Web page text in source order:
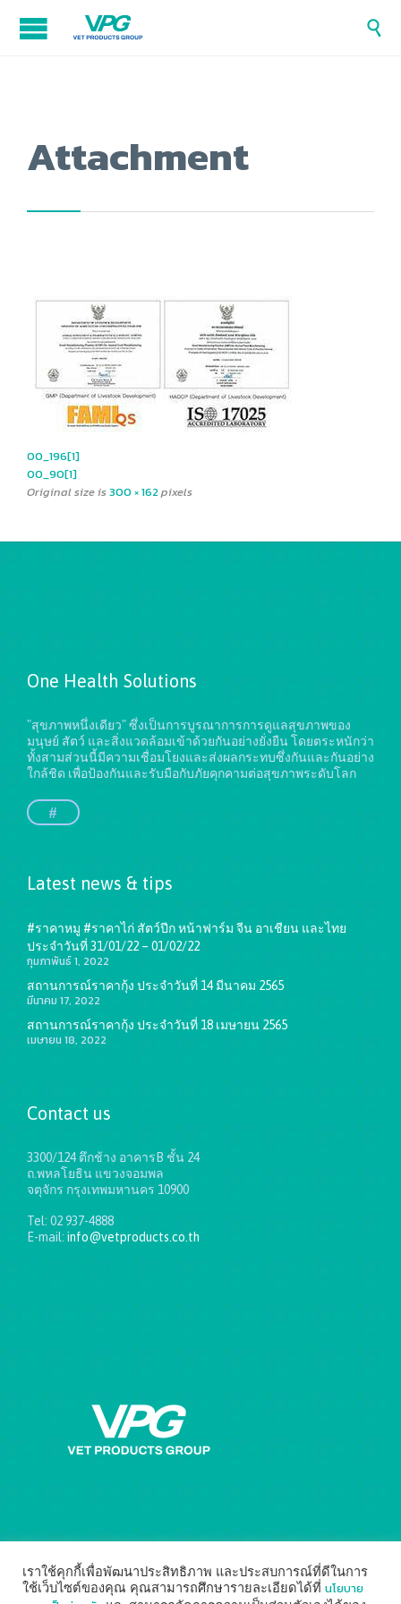

Attachment
00_196[1]
00_90[1]
Original size is300 × 162pixels
One Health Solutions
"สุขภาพหนึ่งเดียว" ซึ่งเป็นการบูรณาการการดูแลสุขภาพของ
มนุษย์ สัตว์ และสิ่งแวดล้อมเข้าด้วยกันอย่างยั่งยืนโดยตระหนักว่า
ทั้งสามส่วนนี้มีความเชื่อมโยงและส่งผลกระทบซึ่งกันและกันอย่าง
ใกล้ชิด เพื่อป้องกันและรับมือกับภัยคุกคามต่อสุขภาพระดับโลก
#
Latest news & tips
#ราคาหมู #ราคาไก่ สัตว์ปีก หน้าฟาร์ม จีน อาเชียน และไทย
ประจำวันที่ 31/01/22 – 01/02/22
กุมภาพันธ์ 1, 2022
สถานการณ์ราคากุ้ง ประจำวันที่ 14 มีนาคม 2565
มีนาคม 17, 2022
สถานการณ์ราคากุ้ง ประจำวันที่ 18 เมษายน 2565
เมษายน 18, 2022
Contact us
3300/124 ตึกช้าง อาคารB ชั้น 24
ถ.พหลโยธิน แขวงจอมพล
จตุจักร กรุงเทพมหานคร 10900
Tel: 02 937-4888
E-mail: info@vetproducts.co.th
เราใช้คุกกี้เพื่อพัฒนาประสิทธิภาพ และประสบการณ์ที่ดีในการ
ใช้เว็บไซต์ของคุณ คุณสามารถศึกษารายละเอียดได้ที่ นโยบาย